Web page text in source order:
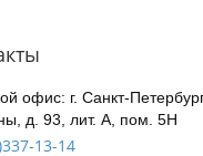
офис: г. Санкт-
д. 93, лит. А, пом. 5Н
13-14